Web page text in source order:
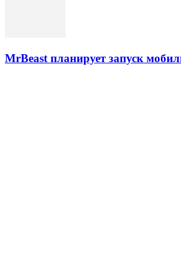
MrBeast планирует запуск